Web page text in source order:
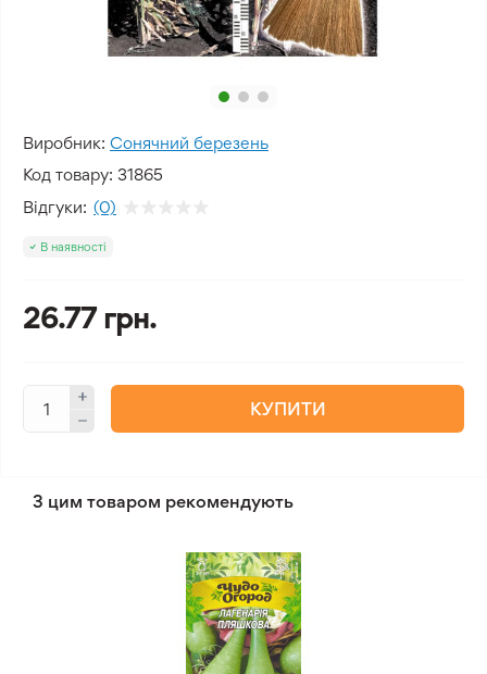
Виробник: Сонячний березень
Код товару: 31865
Відгуки: (0)
В наявності
26.77 грн.
КУПИТИ
З цим товаром рекомендують